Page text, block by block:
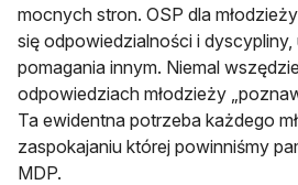
mocnych stron. OSP dla
się odpowiedzialności i dyscypliny,
pomagania innym. Niemal
odpowiedziach młodzieży
Ta ewidentna potrzeba każdego
zaspokajaniu której powinniśmy
MDP.